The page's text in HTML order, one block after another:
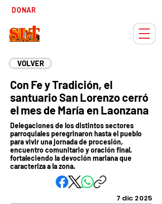
DONAR
VOLVER
Con Fe y Tradición, el
santuario San Lorenzo cerró
el mes de María en Laonzana
Delegaciones de los distintos sectores
parroquiales peregrinaron hasta el pueblo
para vivir una jornada de procesión,
encuentro comunitario y oración final,
fortaleciendo la devoción mariana que
caracteriza a la zona.
7 dic 2025